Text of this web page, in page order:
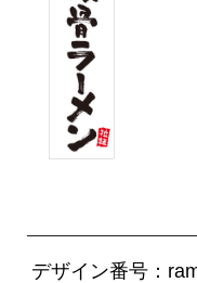
デザイン番号：